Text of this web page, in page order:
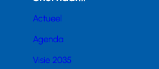
Actueel
Agenda
Visie 2035